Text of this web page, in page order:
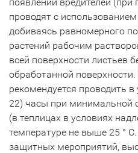
проводят с
добиваясь равномерного
растений рабочим
всей поверхности листьев
обработанной
рекомендуется проводить
22) часы при минимальной
(в теплицах в условиях
температуре не выше 25 °
защитных мероприятий,